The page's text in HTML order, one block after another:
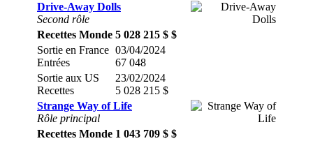
Drive-Away Dolls
Second rôle
Recettes Monde 5 028 215 $ $
Sortie en France
Entrées
03/04/2024
67 048
Sortie aux US
Recettes
23/02/2024
5 028 215 $
Strange Way of Life
Rôle principal
Recettes Monde 1 043 709 $ $